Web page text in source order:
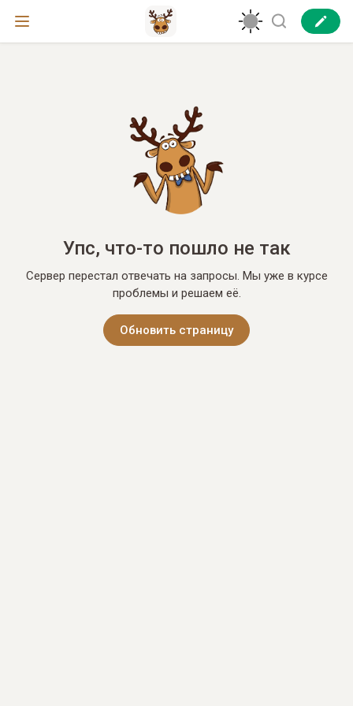
Упс, что-то пошло не так
Сервер перестал отвечать на запросы. Мы уже в курсе
проблемы и решаем её.
Обновить страницу